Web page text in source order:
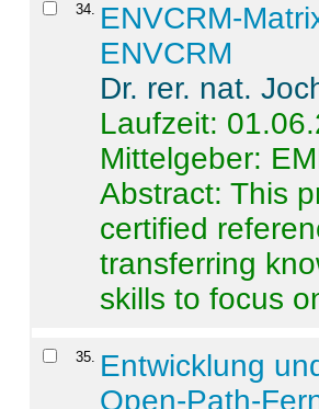
34. ENVCRM-
ENVCRM
Dr. rer. nat.
Laufzeit:
Mittelgeber:
Abstract:This
certified
transferring
skills to focus
35. Entwicklung
Open-Path-